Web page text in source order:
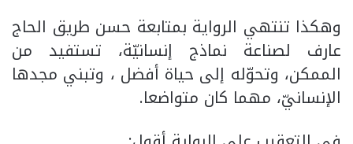
وهكذا تنتهي الرواية بمتابعة حسن طريق الحاج
عارف لصناعة نماذج إنسانيّة، تستفيد من
الممكن، وتحوّله إلى حياة أفضل ، وتبني مجدها
الإنسانيّ، مهما كان متواضعا.